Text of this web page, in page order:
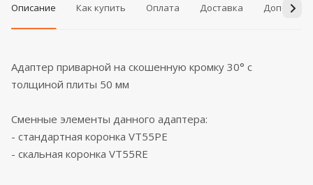
Описание Как купить Оплата Доставка
Адаптер приварной на скошенную кромку 30° с
толщиной плиты 50 мм
Сменные элементы данного адаптера:
- стандартная коронка VT55PE
- скальная коронка VT55RE